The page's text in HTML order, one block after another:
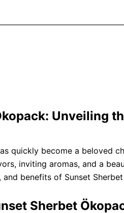
Unveiling
quickly become a beloved
inviting aromas, and a
benefits of Sunset
Sherbet